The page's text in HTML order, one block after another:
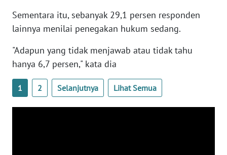
Sementara itu, sebanyak 29,1 persen responden
lainnya menilai penegakan hukum sedang.
"Adapun yang tidak menjawab atau tidak tahu
hanya 6,7 persen," kata dia
1 2 Selanjutnya Lihat Semua
WN
WN
KEPRI
WN